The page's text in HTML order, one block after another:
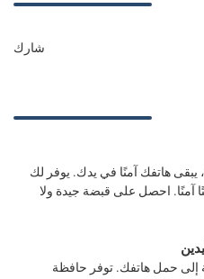
شارك
يبقى هاتفك آمنًا في يدك. يوفر لك
آمنًا. احصل على قبضة جيدة ولا
إلى حمل هاتفك. توفر حافظة